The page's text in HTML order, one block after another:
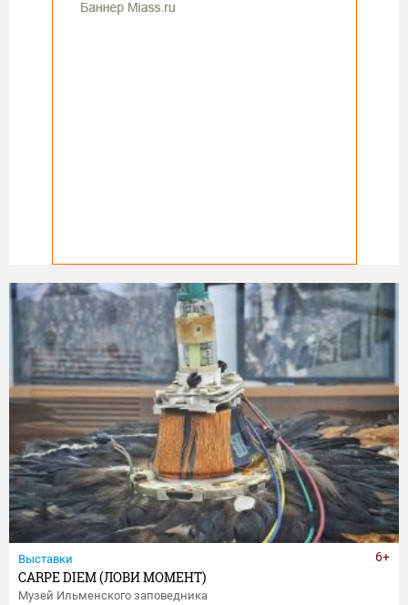
Выставки
CARPE DIEM (ЛОВИ МОМЕНТ)
Музей Ильменского заповедника
6+